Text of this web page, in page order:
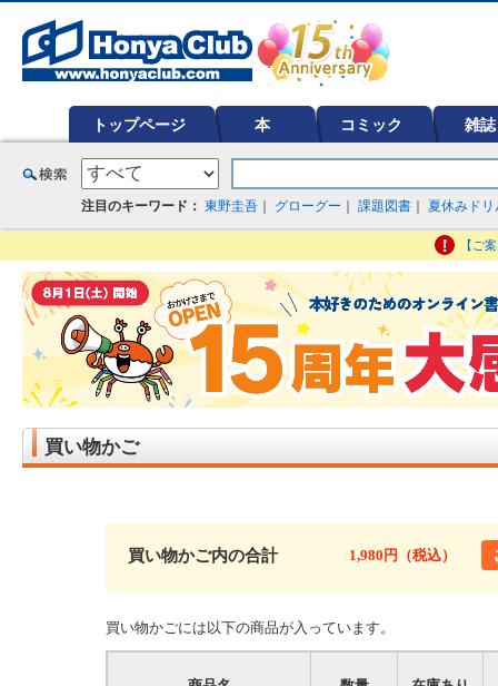
トップページ 本 コミック 雑誌
注目のキーワード： 東野圭吾 グローグー 課題図書 夏休みドリ
【ご
ど在庫も充実
買い物かご
買い物かご内の合計 1,980円（税込）
買い物かごには以下の商品が入っています。